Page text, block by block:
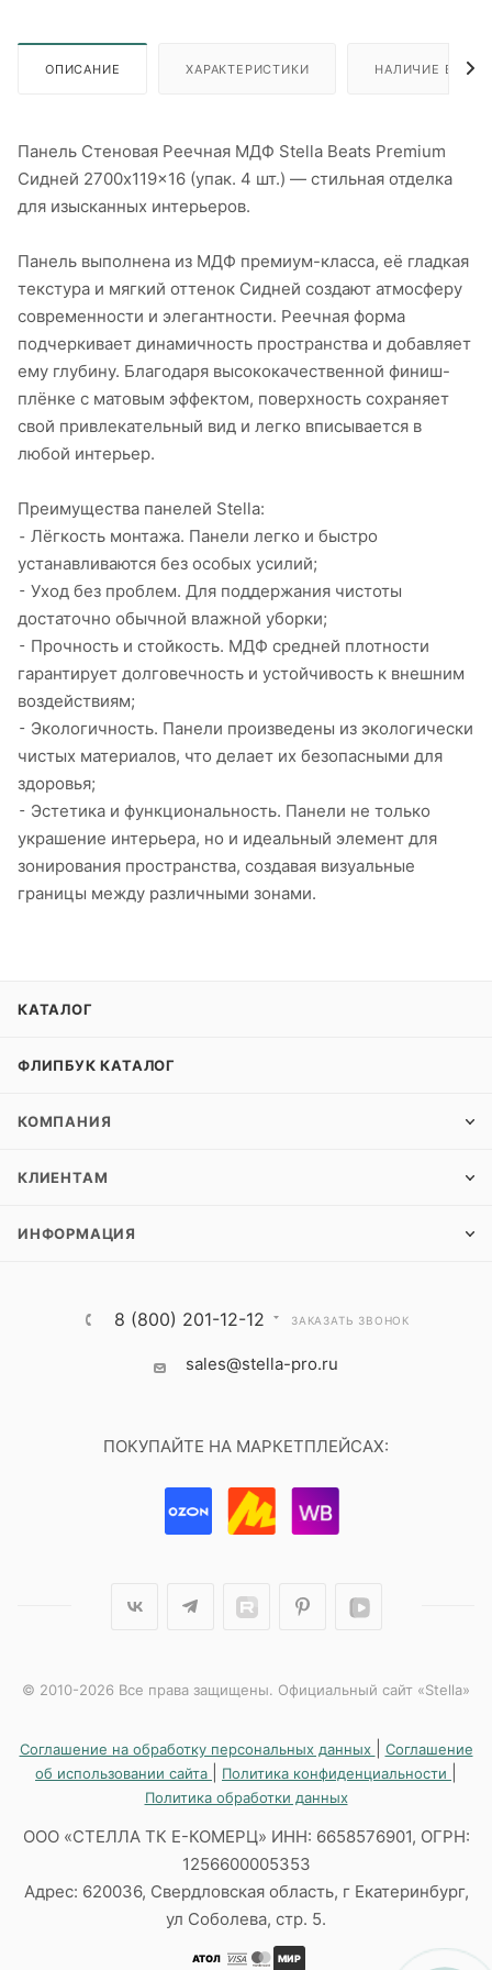
ОПИСАНИЕ ХАРАКТЕРИСТИКИ НАЛИЧИЕ В
Панель Стеновая Реечная МДФ Stella Beats Premium
Сидней 2700x119x16 (упак. 4 шт.) — стильная отделка
для изысканных интерьеров.
Панель выполнена из МДФ премиум-класса, её гладкая
текстура и мягкий оттенок Сидней создают атмосферу
современности и элегантности. Реечная форма
подчеркивает динамичность пространства и добавляет
ему глубину. Благодаря высококачественной финиш-
плёнке с матовым эффектом, поверхность сохраняет
свой привлекательный вид и легко вписывается в
любой интерьер.
Преимущества панелей Stella:
⁃ Лёгкость монтажа. Панели легко и быстро
устанавливаются без особых усилий;
⁃ Уход без проблем. Для поддержания чистоты
достаточно обычной влажной уборки;
⁃ Прочность и стойкость. МДФ средней плотности
гарантирует долговечность и устойчивость к внешним
воздействиям;
⁃ Экологичность. Панели произведены из экологически
чистых материалов, что делает их безопасными для
здоровья;
⁃ Эстетика и функциональность. Панели не только
украшение интерьера, но и идеальный элемент для
зонирования пространства, создавая визуальные
границы между различными зонами.
КАТАЛОГ
ФЛИПБУК КАТАЛОГ
КОМПАНИЯ
КЛИЕНТАМ
ИНФОРМАЦИЯ
8 (800) 201-12-12 ЗАКАЗАТЬ ЗВОНОК
sales@stella-pro.ru
ПОКУПАЙТЕ НА МАРКЕТПЛЕЙСАХ:
© 2010-2026 Все права защищены. Официальный сайт «Stella»
Соглашение на обработку персональных данных
Соглашение
об использовании сайта
Политика конфиденциальности
Политика обработки данных
ООО «СТЕЛЛА ТК Е-КОМЕРЦ» ИНН: 6658576901, ОГРН:
1256600005353
Адрес: 620036, Свердловская область, г Екатеринбург,
ул Соболева, стр. 5.
АТОЛ МИР